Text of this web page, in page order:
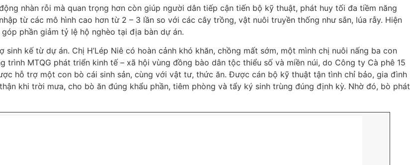
nhàn rỗi mà quan trọng hơn còn giúp người dân tiếp cận tiến bộ kỹ thuật, phát huy tối đa tiềm năng
từ các mô hình cao hơn từ 2 – 3 lần so với các cây trồng, vật nuôi truyền thống như sắn, lúa rẫy. Hiện
phần giảm tỷ lệ hộ nghèo tại địa bàn dự án.
kế từ dự án. Chị H’Lép Niê có hoàn cảnh khó khăn, chồng mất sớm, một mình chị nuôi nấng ba con
MTQG phát triển kinh tế – xã hội vùng đồng bào dân tộc thiểu số và miền núi, do Công ty Cà phê 15
hỗ trợ một con bò cái sinh sản, cùng với vật tư, thức ăn. Được cán bộ kỹ thuật tận tình chỉ bảo, gia đình
khi trời mưa, cho bò ăn đúng khẩu phần, tiêm phòng và tẩy ký sinh trùng đúng định kỳ. Nhờ đó, bò phát